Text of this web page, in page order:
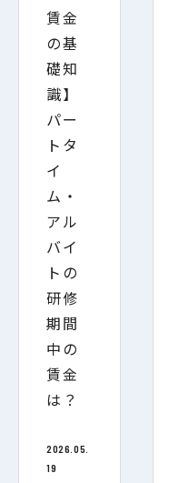
2026.05.
19